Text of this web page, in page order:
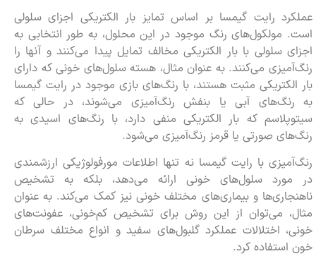
عملکرد رایت گیمسا بر اساس تمایز بار الکتریکی اجزای سلولی
است. مولکول‌های رنگ موجود در این محلول، به طور انتخابی به
اجزای سلولی با بار الکتریکی مخالف تمایل پیدا می‌کنند و آنها را
رنگ‌آمیزی می‌کنند. به عنوان مثال، هسته سلول‌های خونی که دارای
بار الکتریکی مثبت هستند، با رنگ‌های بازی موجود در رایت گیمسا
به رنگ‌های آبی یا بنفش رنگ‌آمیزی می‌شوند، در حالی که
سیتوپلاسم که بار الکتریکی منفی دارد، با رنگ‌های اسیدی به
رنگ‌های صورتی یا قرمز رنگ‌آمیزی می‌شود.
رنگ‌آمیزی با رایت گیمسا نه تنها اطلاعات مورفولوژیکی ارزشمندی
در مورد سلول‌های خونی ارائه می‌دهد، بلکه به تشخیص
ناهنجاری‌ها و بیماری‌های مختلف خونی نیز کمک می‌کند. به عنوان
مثال، می‌توان از این روش برای تشخیص کم‌خونی، عفونت‌های
خونی، اختلالات عملکرد گلبول‌های سفید و انواع مختلف سرطان
خون استفاده کرد.